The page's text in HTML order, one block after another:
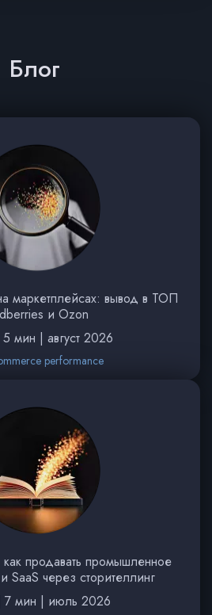
Блог
маркетплейсах: вывод в ТОП
и Ozon
5 мин | август 2026
performance
как продавать промышленное
SaaS через сторителлинг
7 мин | июль 2026